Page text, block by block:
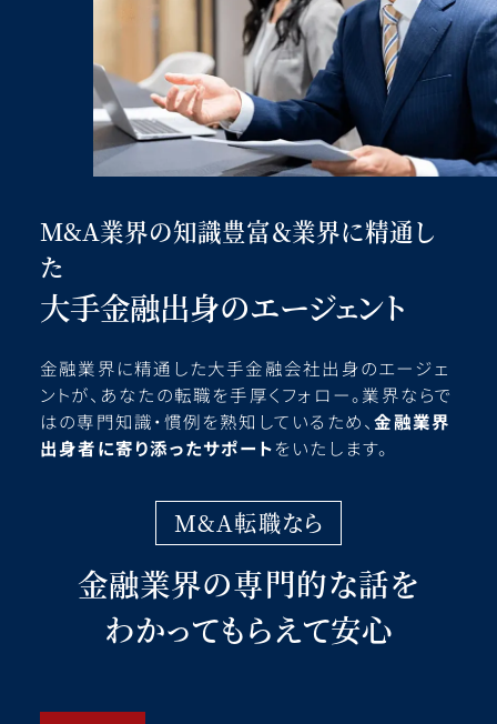
M&A業界の知識豊富＆業界に精通し
た
大手金融出身のエージェント
金融業界に精通した大手金融会社出身のエージェ
ントが、あなたの転職を手厚くフォロー。業界ならで
はの専門知識・慣例を熟知しているため、金融業界
出身者に寄り添ったサポートをいたします。
M&A転職なら
金融業界の専門的な話を
わかってもらえて安心